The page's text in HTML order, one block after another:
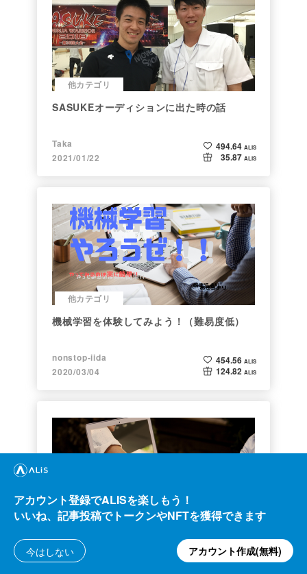
他カテゴリ
SASUKEオーディションに出た時の話
Taka
2021/01/22
494.64 ALIS
35.87 ALIS
他カテゴリ
機械学習を体験してみよう！（難易度低）
nonstop-iida
2020/03/04
454.56 ALIS
124.82 ALIS
ビジネス
た経緯をセルフインタビューで明かす！
アカウント登録でALISを楽しもう！
いいね、記事投稿でトークンやNFTを獲得できます
今はしない アカウント作成(無料)